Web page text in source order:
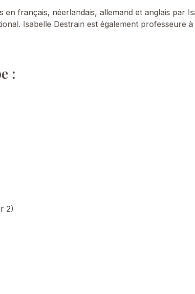
en français, néerlandais, allemand et anglais par
Isabelle Destrain est également professeure
:
2)